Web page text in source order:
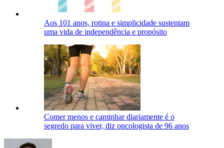
Aos 101 anos, rotina e simplicidade sustentam
uma vida de independência e propósito
Comer menos e caminhar diariamente é o
segredo para viver, diz oncologista de 96 anos